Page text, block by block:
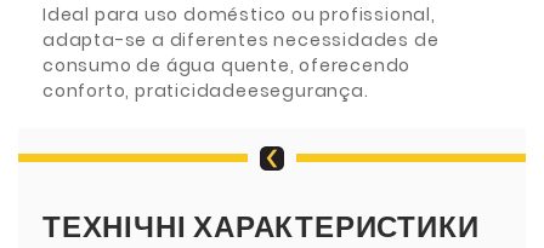
Ideal para uso doméstico ou profissional,
adapta-se a diferentes necessidades de
consumo de água quente, oferecendo
conforto, praticidadeesegurança.
ТЕХНІЧНІ ХАРАКТЕРИСТИКИ